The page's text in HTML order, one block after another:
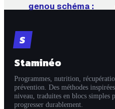
genou schéma :
rapidement
l’anatomie et les
douleurs
S
Staminéo
Programmes, nutrition,
prévention. Des méthodes
niveau, traduites en blocs simples
progresser durablement.